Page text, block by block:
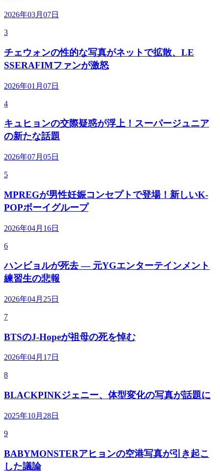
2026年03月07日
3
チェウォンの性的な写真がネットで拡散、LE
SSERAFIMファンが激怒
2026年01月07日
4
キュヒョンの交際疑惑が浮上！スーパージュニア
の新たな話題
2026年07月05日
5
MPREGが男性妊娠コンセプトで登場！新しいK-
POPボーイグループ
2026年04月16日
6
ハンビョルが死去 — 元YGエンターテインメント
練習生の悲報
2026年04月25日
7
BTSのJ-Hopeが祖母の死を悼む
2026年04月17日
8
BLACKPINKジェニー、体型変化の写真が話題に
2025年10月28日
9
BABYMONSTERアヒョンの空港写真が引き起こ
した議論